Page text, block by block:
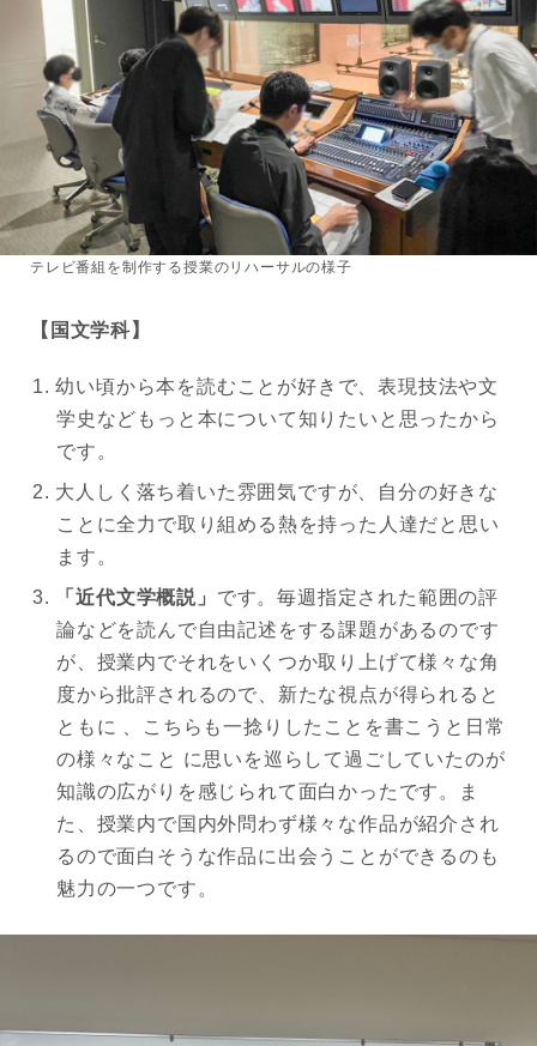
テレビ番組を制作する授業のリハーサルの様子
【国文学科】
幼い頃から本を読むことが好きで、表現技法や文
学史などもっと本について知りたいと思ったから
です。
大人しく落ち着いた雰囲気ですが、自分の好きな
ことに全力で取り組める熱を持った人達だと思い
ます。
「近代文学概説」 です。毎週指定された範囲の評
論などを読んで自由記述をする課題があるのです
が、授業内でそれをいくつか取り上げて様々な角
度から批評されるので、新たな視点が得られると
ともに 、こちらも一捻りしたことを書こうと日常
の様々なこと に思いを巡らして過ごしていたのが
知識の広がりを感じられて面白かったです。ま
た、授業内で国内外問わず様々な作品が紹介され
るので面白そうな作品に出会うことができるのも
魅力の一つです。